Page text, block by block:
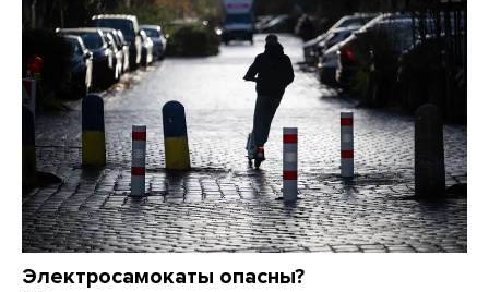
Электросамокаты опасны?